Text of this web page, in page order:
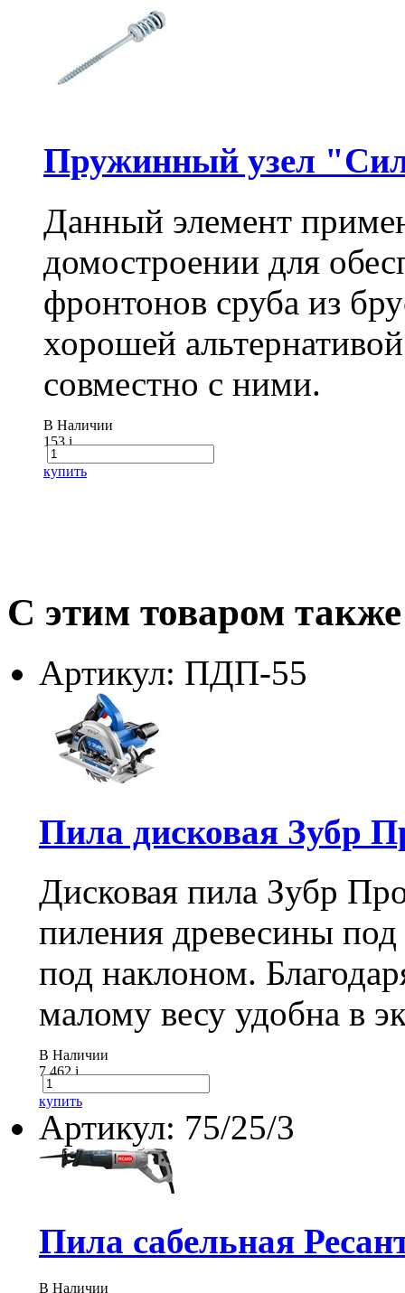
Пружинный узел
Данный элемент
домостроении для
фронтонов сруба из
хорошей
совместно с ними.
В Наличии
153i
купить
С этим товаром
Артикул: ПДП-55
Пила дисковая Зубр
Дисковая пила Зубр
пиления древесины
под наклоном.
малому весу удобна в
В Наличии
7 462i
купить
Артикул: 75/25/3
Пила сабельная
В Наличии